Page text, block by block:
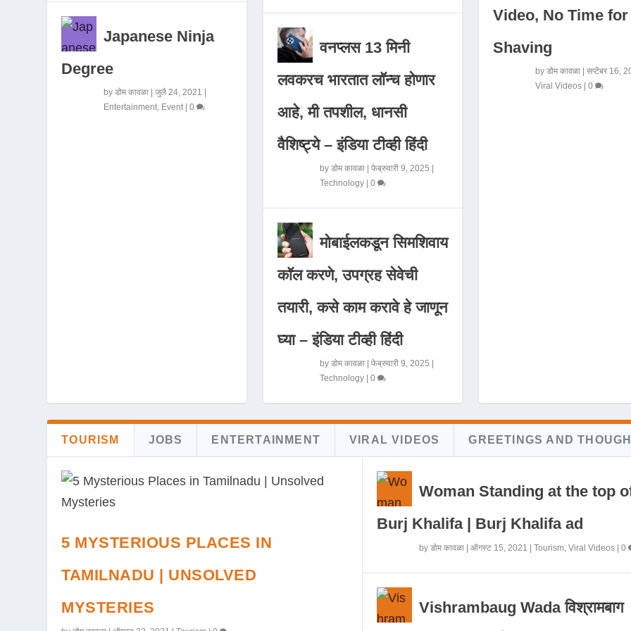
Japanese Ninja
Degree
byडोम कावळा |जुलै 24, 2021 |
Entertainment Event |0
वनप्लस 13 मिनी
लवकरच भारतात लॉन्च होणार
आहे, मी तपशील, धानसी
वैशिष्ट्ये – इंडिया टीव्ही हिंदी
by डोम कावळा| फेब्रुवारी 9, 2025
Technology| 0
मोबाईलकडून सिमशिवाय
कॉल करणे, उपग्रह सेवेची
तयारी, कसे काम करावे हे जाणून
घ्या – इंडिया टीव्ही हिंदी
by डोम कावळा| फेब्रुवारी 9, 2025
Technology| 0
Video, No Time for
Shaving
by डोम कावळा| सप्टेंबर 16,
Viral Videos| 0
TOURISM JOBS ENTERTAINMENT VIRAL VIDEOS GREETINGS AND
5 MYSTERIOUS PLACES IN
TAMILNADU | UNSOLVED
MYSTERIES
Woman Standing at the top
Burj Khalifa | Burj Khalifa ad
by डोम कावळा| ऑगस्ट 15, 2021 Tourism, Viral Videos| 0
Vishrambaug Wada विश्रामबाग